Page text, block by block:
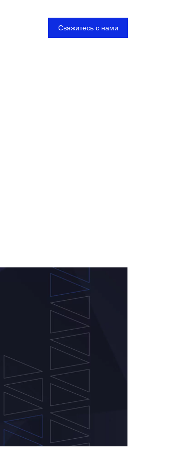
Свяжитесь с нами